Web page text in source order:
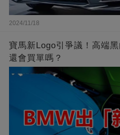
2024/11/18
寶馬新Logo引爭議！高端
還會買單嗎？